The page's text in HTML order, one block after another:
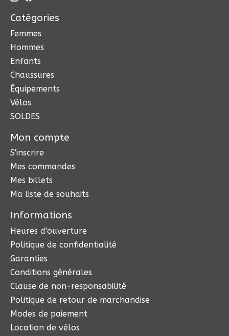
Catégories
Femmes
Hommes
Enfants
Chaussures
Équipements
Vélos
SOLDES
Mon compte
S'inscrire
Mes commandes
Mes billets
Ma liste de souhaits
Informations
Heures d'ouverture
Politique de confidentialité
Garanties
Conditions générales
Clause de non-responsabilité
Politique de retour de marchandise
Modes de paiement
Location de vélos